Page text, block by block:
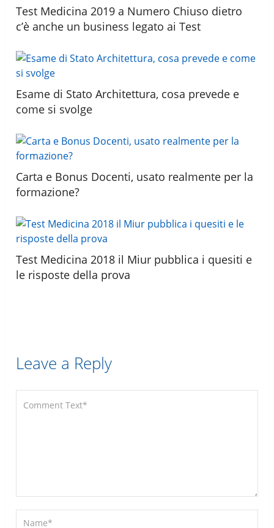
Test Medicina 2019 a Numero Chiuso dietro
c’è anche un business legato ai Test
Esame di Stato Architettura, cosa prevede e
come si svolge
Carta e Bonus Docenti, usato realmente per la
formazione?
Test Medicina 2018 il Miur pubblica i quesiti e
le risposte della prova
Leave a Reply